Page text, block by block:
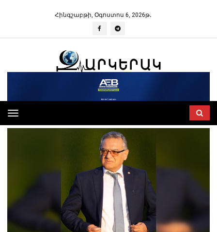
Հինգշաբթի, Օգոստոս 6, 2026թ․
Toggle
navigation